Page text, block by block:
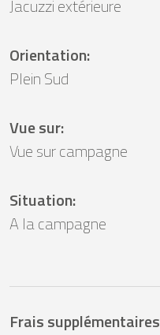
Jacuzzi extérieure
Orientation:
Plein Sud
Vue sur:
Vue sur campagne
Situation:
A la campagne
Frais supplémentaires